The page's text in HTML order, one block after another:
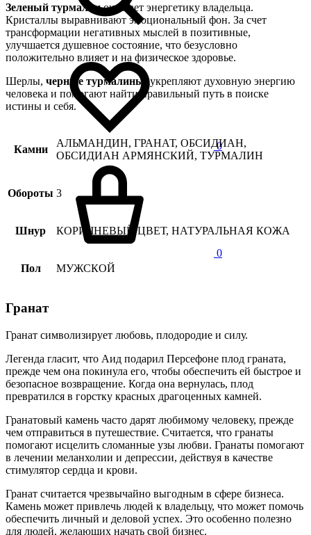
0
0
Зеленый турмалиночищает энергетику владельца.
Кристаллы выравнивают эмоциональный фон. За счет
трансформации негативных мыслей в позитивные,
улучшается душевное состояние, что безусловно
положительно влияет и на физическое здоровье.
Шерлы, черные турмалины , укрепляют духовную энергию
человека и помогают найти правильный путь в поиске
истины и себя.
Камни
АЛЬМАНДИН, ГРАНАТ, ОБСИДИАН,
ОБСИДИАН АРМЯНСКИЙ, ТУРМАЛИН
Обороты 3
Шнур КОРИЧНЕВЫЙ ЦВЕТ, НАТУРАЛЬНАЯ КОЖА
Пол МУЖСКОЙ
Гранат
Гранат символизирует любовь, плодородие и силу.
Легенда гласит, что Аид подарил Персефоне плод граната,
прежде чем она покинула его, чтобы обеспечить ей быстрое и
безопасное возвращение. Когда она вернулась, плод
превратился в горстку красных драгоценных камней.
Гранатовый камень часто дарят любимому человеку, прежде
чем отправиться в путешествие. Считается, что гранаты
помогают исцелить сломанные узы любви. Гранаты помогают
в лечении меланхолии и депрессии, действуя в качестве
стимулятор сердца и крови.
Гранат считается чрезвычайно выгодным в сфере бизнеса.
Камень может привлечь людей к владельцу, что может помочь
обеспечить личный и деловой успех. Это особенно полезно
для людей, желающих начать свой бизнес.